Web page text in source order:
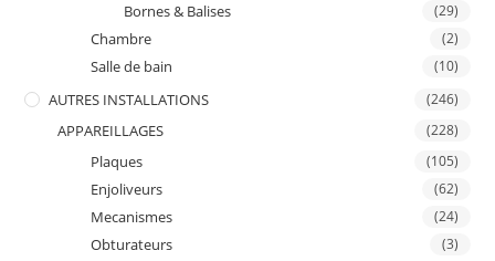
Bornes & Balises (29)
Chambre (2)
Salle de bain (10)
AUTRES INSTALLATIONS (246)
APPAREILLAGES (228)
Plaques (105)
Enjoliveurs (62)
Mecanismes (24)
Obturateurs (3)